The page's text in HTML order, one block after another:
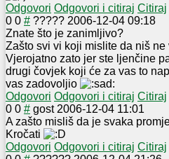
Odgovori Odgovori i citiraj Citiraj
0 0 # ????? 2006-12-04 09:18
Znate što je zanimljivo?
Zašto svi vi koji mislite da niš
Vjerojatno zato jer ste ljenčine
drugi čovjek koji će za vas to
vas zadovoljio
Odgovori Odgovori i citiraj Citiraj
0 0 # gost 2006-12-04 11:01
A zašto misliš da je svaka
Kročati
Odgovori Odgovori i citiraj Citiraj